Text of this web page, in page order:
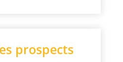
prospects